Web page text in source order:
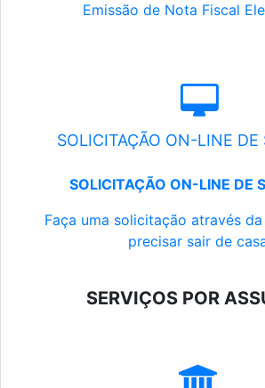
Emissão de Nota Fiscal
SOLICITAÇÃO ON-LINE DE
SOLICITAÇÃO ON-LINE DE
Faça uma solicitação através
precisar sair de
SERVIÇOS POR